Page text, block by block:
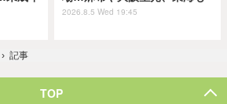
2026.8.5 Wed 19:45
› 記事
TOP